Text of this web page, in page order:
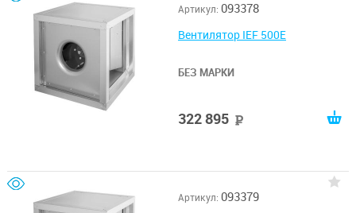
Артикул: 093378
Вентилятор IEF 500E
БЕЗ МАРКИ
322 895
Артикул: 093379